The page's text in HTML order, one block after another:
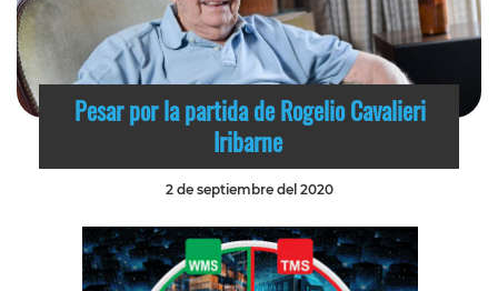
Pesar por la partida de Rogelio Cavalieri
Iribarne
2 de septiembre del 2020